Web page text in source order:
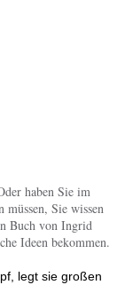
haben Sie im
Sie wissen
Buch von Ingrid
Ideen bekommen.
legt sie großen